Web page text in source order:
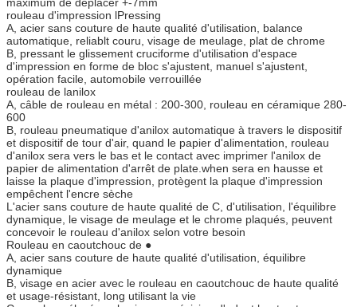
rouleau d'impression lPressing
A, acier sans couture de haute qualité d'utilisation, balance
automatique, reliablt couru, visage de meulage, plat de chrome
B, pressant le glissement cruciforme d'utilisation d'espace
d'impression en forme de bloc s'ajustent, manuel s'ajustent,
opération facile, automobile verrouillée
rouleau de lanilox
A, câble de rouleau en métal : 200-300, rouleau en céramique 280-
600
B, rouleau pneumatique d'anilox automatique à travers le dispositif
et dispositif de tour d'air, quand le papier d'alimentation, rouleau
d'anilox sera vers le bas et le contact avec imprimer l'anilox de
papier de alimentation d'arrêt de plate.when sera en hausse et
laisse la plaque d'impression, protègent la plaque d'impression
empêchent l'encre sèche
L'acier sans couture de haute qualité de C, d'utilisation, l'équilibre
dynamique, le visage de meulage et le chrome plaqués, peuvent
concevoir le rouleau d'anilox selon votre besoin
Rouleau en caoutchouc de ●
A, acier sans couture de haute qualité d'utilisation, équilibre
dynamique
B, visage en acier avec le rouleau en caoutchouc de haute qualité
et usage-résistant, long utilisant la vie